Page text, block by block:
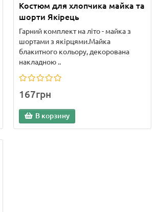
Костюм для хлопчика майка та
шорти Якірець
Гарний комплект на літо - майка з
шортами з якірцями.Майка
блакитного кольору, декорована
накладною ..
167грн
В корзину